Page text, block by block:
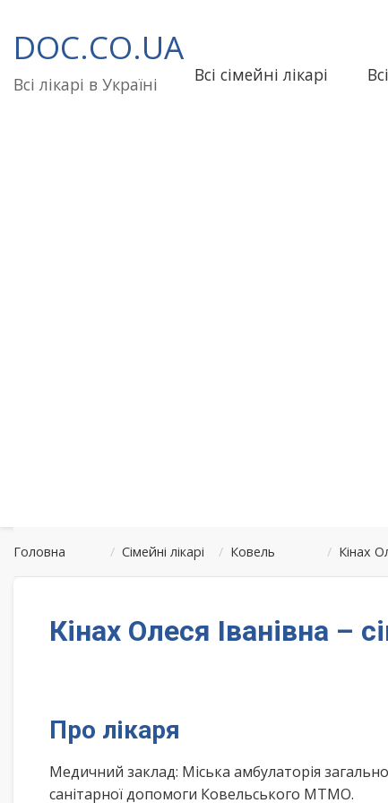
до
вмісту
DOC.CO.UA
Всі лікарі в Україні Всі сімейні лікарі
Головна / Сімейні лікарі / Ковель / Кінах
Кінах Олеся Іванівна –
Про лікаря
Медичний заклад: Міська амбулаторія
санітарної допомоги Ковельського МТМО.